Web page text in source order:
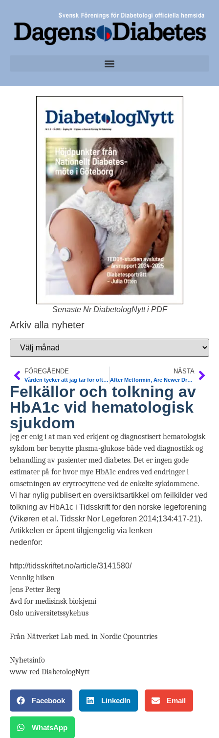
Senaste Nr DiabetologNytt i PDF
Arkiv alla nyheter
FÖREGÅENDE
Vården tycker att jag tar för ofta blodsocker – har typ 2 diabetes med 4-5 insulindoser per dag
NÄSTA
After Metformin, Are Newer Drugs Better for Type 2 Diabetes? Diab Care
Felkällor och tolkning av
HbA1c vid hematologisk
sjukdom
Jeg er enig i at man ved erkjent og diagnostisert hematologisk
sykdom bør benytte plasma-glukose både ved diagnostikk og
behandling av pasienter med diabetes. Det er ingen gode
estimater på for hvor mye HbA1c endres ved endringer i
omsetningen av erytrocyttene ved de enkelte sykdommene.
Vi har nylig publisert en oversiktsartikkel om feilkilder ved
tolkning av HbA1c i Tidsskrift for den norske legeforening
(Vikøren et al. Tidsskr Nor Legeforen 2014;134:417-21).
Artikkelen er åpent tilgjengelig via lenken
nedenfor:
http://tidsskriftet.no/article/3141580/
Vennlig hilsen
Jens Petter Berg
Avd for medisinsk biokjemi
Oslo universitetssykehus
Från Nätverket Lab med. in Nordic Cpountries
Nyhetsinfo
www red DiabetologNytt
Facebook LinkedIn Email
WhatsApp